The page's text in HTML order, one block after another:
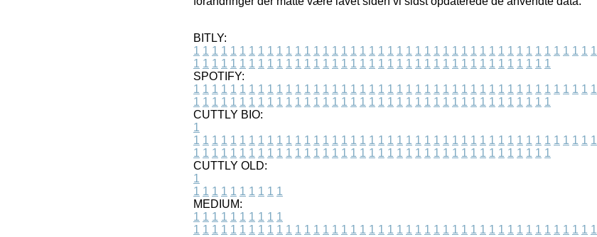
BITLY:
1 1 1 1 1 1 1 1 1 1 1 1 1 1 1 1 1 1 1 1 1 1 1 1 1 1 1 1 1 1 1 1 1 1 1 1 1 1 1 1 1 1 1 1
1 1 1 1 1 1 1 1 1 1 1 1 1 1 1 1 1 1 1 1 1 1 1 1 1 1 1 1 1 1 1 1 1 1 1 1 1 1 1
SPOTIFY:
1 1 1 1 1 1 1 1 1 1 1 1 1 1 1 1 1 1 1 1 1 1 1 1 1 1 1 1 1 1 1 1 1 1 1 1 1 1 1 1 1 1 1 1
1 1 1 1 1 1 1 1 1 1 1 1 1 1 1 1 1 1 1 1 1 1 1 1 1 1 1 1 1 1 1 1 1 1 1 1 1 1 1
CUTTLY BIO:
1
1 1 1 1 1 1 1 1 1 1 1 1 1 1 1 1 1 1 1 1 1 1 1 1 1 1 1 1 1 1 1 1 1 1 1 1 1 1 1 1 1 1 1 1
1 1 1 1 1 1 1 1 1 1 1 1 1 1 1 1 1 1 1 1 1 1 1 1 1 1 1 1 1 1 1 1 1 1 1 1 1 1 1
CUTTLY OLD:
1
1 1 1 1 1 1 1 1 1 1
MEDIUM:
1 1 1 1 1 1 1 1 1 1
1 1 1 1 1 1 1 1 1 1 1 1 1 1 1 1 1 1 1 1 1 1 1 1 1 1 1 1 1 1 1 1 1 1 1 1 1 1 1 1 1 1 1 1